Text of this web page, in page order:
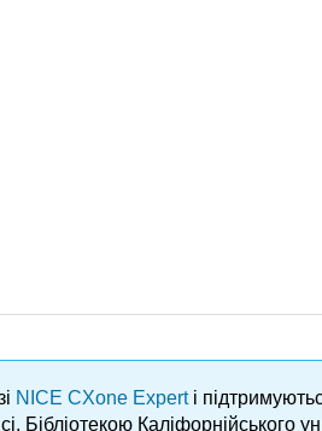
NICE CXone Expert і
Бібліотекою